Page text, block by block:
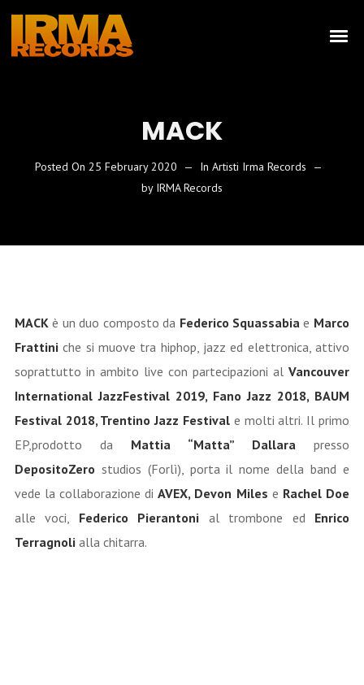
MACK
Posted On 25 February 2020 In Artisti Irma Records
by IRMA Records
MACKè un duo composto da Federico Squassabia e Marco
Frattiniche si muove tra hiphop, jazz ed elettronica, attivo
soprattutto in ambito live con partecipazioni al Vancouver
International JazzFestival 2019, Fano Jazz 2018, BAUM
Festival 2018, Trentino Jazz Festival e molti altri. Il primo
EP,prodotto daMattia “Matta” Dallarapresso
DepositoZero studios (Forlì), porta il nome della band e
vede la collaborazione diAVEX, Devon Miles e Rachel Doe
alle voci, Federico Pierantoni al trombone ed Enrico
Terragnolialla chitarra.